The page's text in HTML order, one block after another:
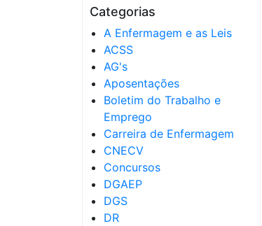
Categorias
A Enfermagem e as Leis
ACSS
AG's
Aposentações
Boletim do Trabalho e
Emprego
Carreira de Enfermagem
CNECV
Concursos
DGAEP
DGS
DR